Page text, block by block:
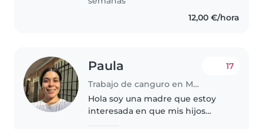
12,00 €/hora
Paula
Trabajo de canguro en Málaga
17
Hola soy una madre que estoy
interesada en que mis hijos